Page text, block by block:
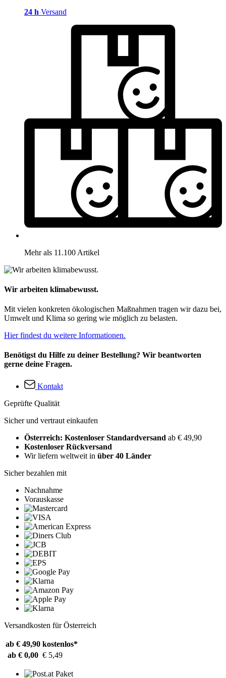
24 h Versand
Mehr als 11.100 Artikel
Wir arbeiten klimabewusst.
Mit vielen konkreten ökologischen Maßnahmen tragen wir dazu bei,
Umwelt und Klima so gering wie möglich zu belasten.
Hier findest du weitere Informationen.
Benötigst du Hilfe zu deiner Bestellung? Wir beantworten
gerne deine Fragen.
Kontakt
Geprüfte Qualität
Sicher und vertraut einkaufen
Österreich: Kostenloser Standardversand ab € 49,90
Kostenloser Rückversand
Wir liefern weltweit in über 40 Länder
Sicher bezahlen mit
Nachnahme
Vorauskasse
Versandkosten für Österreich
ab € 49,90 kostenlos*
ab € 0,00 € 5,49